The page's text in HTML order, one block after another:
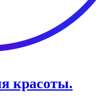
красоты.